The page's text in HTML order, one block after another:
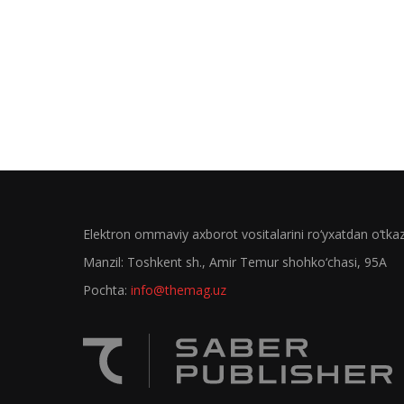
Elektron ommaviy axborot vositalarini ro‘yxatdan
Manzil: Toshkent sh., Amir Temur shohko‘chasi, 95A
Pochta: info@themag.uz